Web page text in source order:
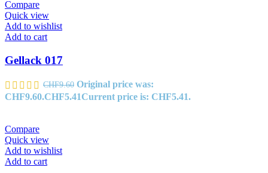
Compare
Quick view
Add to wishlist
Add to cart
Gellack 017
CHF9.60 Original price was:
CHF9.60.CHF5.41Current price is: CHF5.41.
Compare
Quick view
Add to wishlist
Add to cart